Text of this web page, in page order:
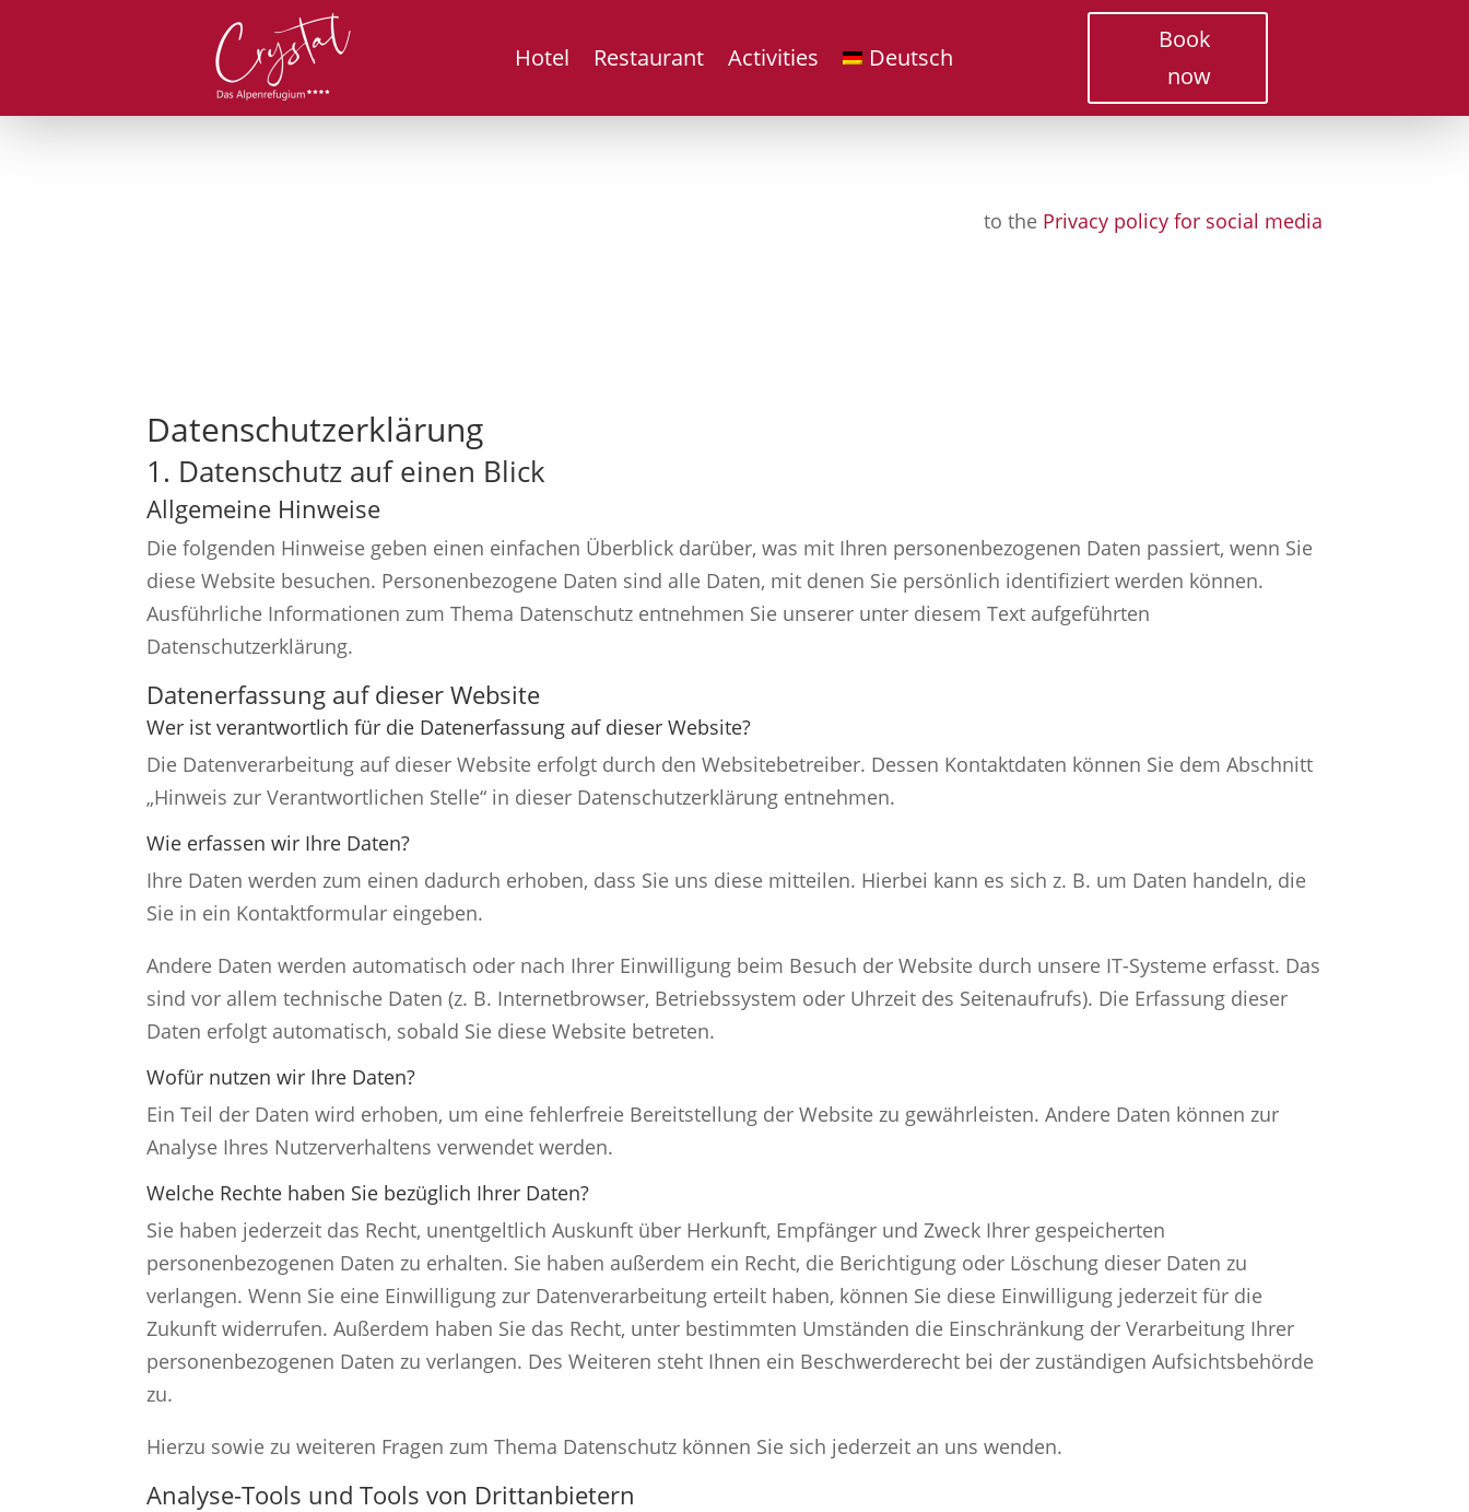
Hotel Restaurant Activities Deutsch
Book
now
to the Privacy policy for social media
Datenschutz­erklärung
1. Datenschutz auf einen Blick
Allgemeine Hinweise
Die folgenden Hinweise geben einen einfachen Überblick darüber, was mit Ihren personenbezogenen Daten passiert, wenn Sie
diese Website besuchen. Personenbezogene Daten sind alle Daten, mit denen Sie persönlich identifiziert werden können.
Ausführliche Informationen zum Thema Datenschutz entnehmen Sie unserer unter diesem Text aufgeführten
Datenschutzerklärung.
Datenerfassung auf dieser Website
Wer ist verantwortlich für die Datenerfassung auf dieser Website?
Die Datenverarbeitung auf dieser Website erfolgt durch den Websitebetreiber. Dessen Kontaktdaten können Sie dem Abschnitt
„Hinweis zur Verantwortlichen Stelle“ in dieser Datenschutzerklärung entnehmen.
Wie erfassen wir Ihre Daten?
Ihre Daten werden zum einen dadurch erhoben, dass Sie uns diese mitteilen. Hierbei kann es sich z. B. um Daten handeln, die
Sie in ein Kontaktformular eingeben.
Andere Daten werden automatisch oder nach Ihrer Einwilligung beim Besuch der Website durch unsere IT-Systeme erfasst. Das
sind vor allem technische Daten (z. B. Internetbrowser, Betriebssystem oder Uhrzeit des Seitenaufrufs). Die Erfassung dieser
Daten erfolgt automatisch, sobald Sie diese Website betreten.
Wofür nutzen wir Ihre Daten?
Ein Teil der Daten wird erhoben, um eine fehlerfreie Bereitstellung der Website zu gewährleisten. Andere Daten können zur
Analyse Ihres Nutzerverhaltens verwendet werden.
Welche Rechte haben Sie bezüglich Ihrer Daten?
Sie haben jederzeit das Recht, unentgeltlich Auskunft über Herkunft, Empfänger und Zweck Ihrer gespeicherten
personenbezogenen Daten zu erhalten. Sie haben außerdem ein Recht, die Berichtigung oder Löschung dieser Daten zu
verlangen. Wenn Sie eine Einwilligung zur Datenverarbeitung erteilt haben, können Sie diese Einwilligung jederzeit für die
Zukunft widerrufen. Außerdem haben Sie das Recht, unter bestimmten Umständen die Einschränkung der Verarbeitung Ihrer
personenbezogenen Daten zu verlangen. Des Weiteren steht Ihnen ein Beschwerderecht bei der zuständigen Aufsichtsbehörde
zu.
Hierzu sowie zu weiteren Fragen zum Thema Datenschutz können Sie sich jederzeit an uns wenden.
Analyse-Tools und Tools von Dritt­anbietern